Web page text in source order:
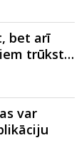
bet arī
trūkst…
var